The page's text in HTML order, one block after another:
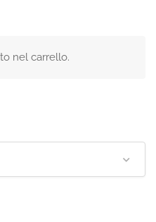
nel carrello.